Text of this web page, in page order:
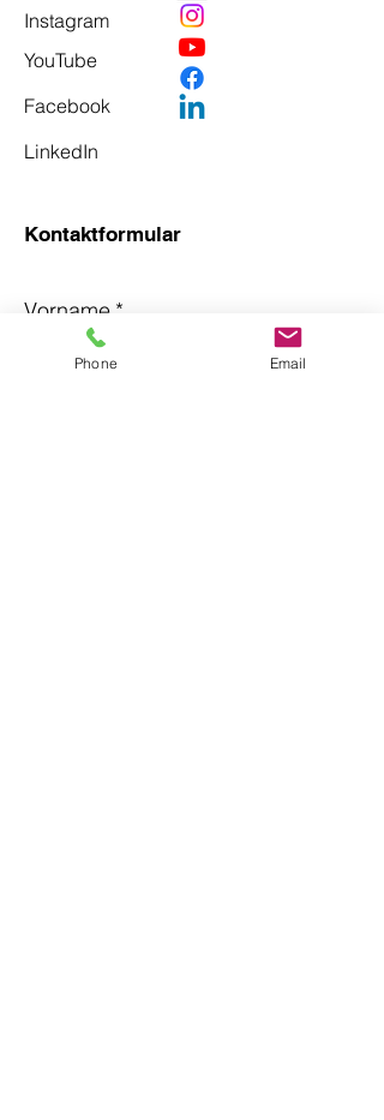
Instagram
YouTube
Facebook
LinkedIn
Kontaktformular
Vorname *
Phone Email